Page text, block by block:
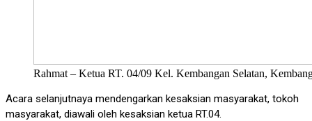
Rahmat – Ketua RT. 04/09 Kel. Kembangan Selatan,
Acara selanjutnaya mendengarkan kesaksian masyarakat, tokoh
masyarakat, diawali oleh kesaksian ketua RT.04.